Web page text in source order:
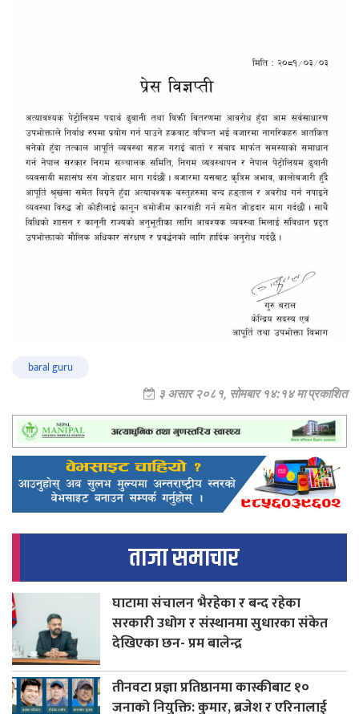
baral guru
३ असार २०८१, सोमबार १४:१४ मा प्रकाशित
ताजा समाचार
घाटामा संचालन भैरहेका र बन्द रहेका
सरकारी उधोग र संस्थानमा सुधारका संकेत
देखिएका छन- प्रम बालेन्द्र
तीनवटा प्रज्ञा प्रतिष्ठानमा कास्कीबाट १०
जनाको नियुक्ति: कुमार, ब्रजेश र एरिनालाई